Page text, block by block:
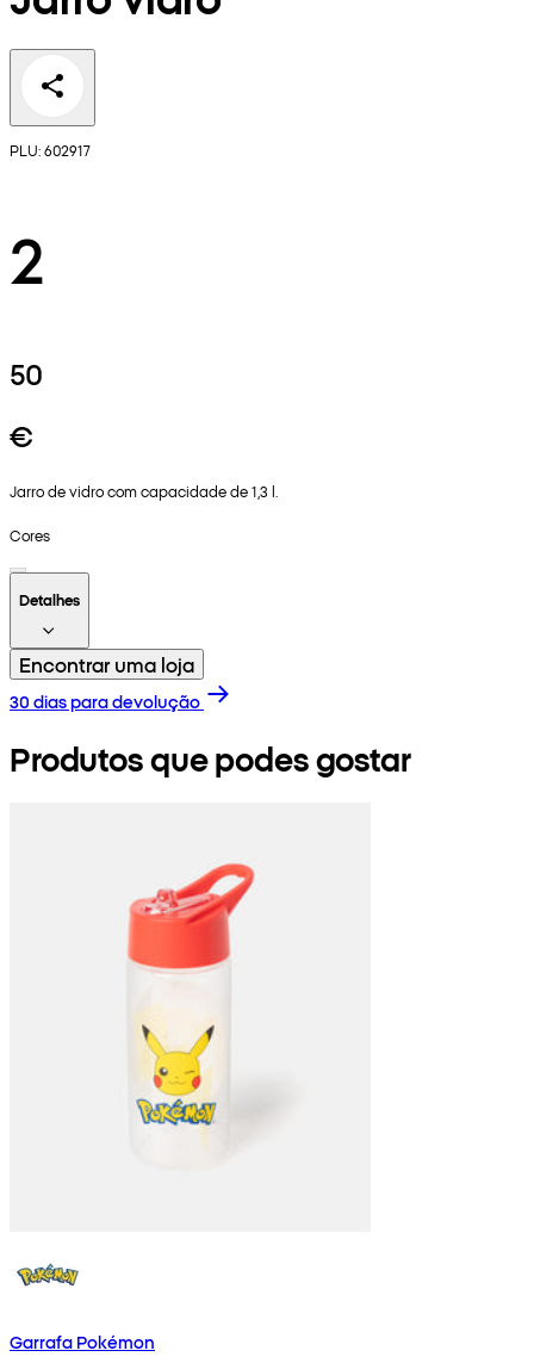
PLU: 602917
2
50
€
Jarro de vidro com capacidade de 1,3 l.
Cores
Detalhes
Encontrar uma loja
30 dias para devolução
Produtos que podes gostar
Garrafa Pokémon